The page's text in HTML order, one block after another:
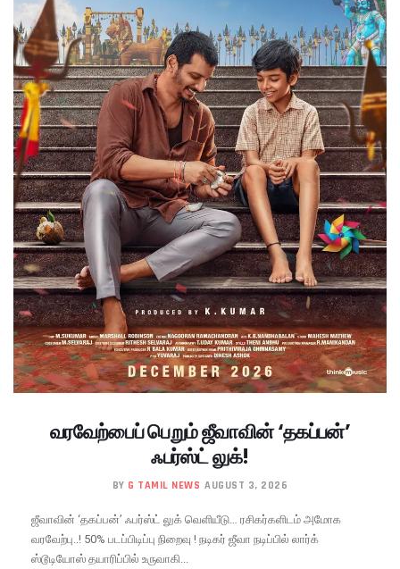
வரவேற்பைப் பெறும் ஜீவாவின் ‘தகப்பன்’
ஃபர்ஸ்ட் லுக்!
BY G TAMIL NEWS AUGUST 3, 2026
ஜீவாவின் ‘தகப்பன்’ ஃபர்ஸ்ட் லுக் வெளியீடு… ரசிகர்களிடம் அமோக
வரவேற்பு..! 50% படப்பிடிப்பு நிறைவு ! நடிகர் ஜீவா நடிப்பில் லார்க்
ஸ்டூடியோஸ் தயாரிப்பில் உருவாகி...